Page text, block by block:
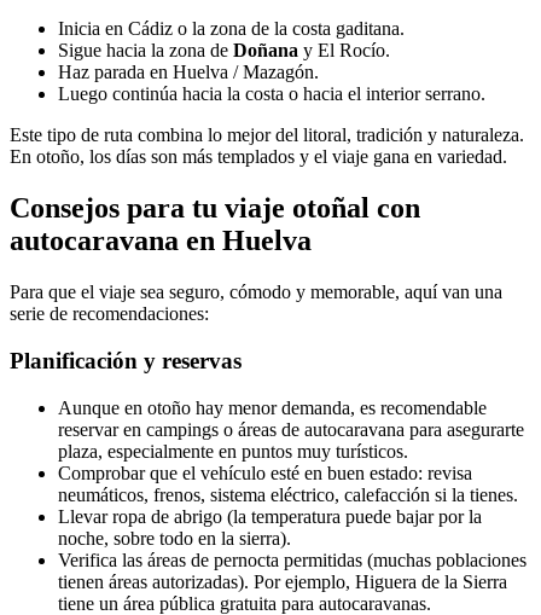
Inicia en Cádiz o la zona de la costa gaditana.
Sigue hacia la zona de Doñana y El Rocío.
Haz parada en Huelva / Mazagón.
Luego continúa hacia la costa o hacia el interior serrano.
Este tipo de ruta combina lo mejor del litoral, tradición y naturaleza.
En otoño, los días son más templados y el viaje gana en variedad.
Consejos para tu viaje otoñal con
autocaravana en Huelva
Para que el viaje sea seguro, cómodo y memorable, aquí van una
serie de recomendaciones:
Planificación y reservas
Aunque en otoño hay menor demanda, es recomendable
reservar en campings o áreas de autocaravana para asegurarte
plaza, especialmente en puntos muy turísticos.
Comprobar que el vehículo esté en buen estado: revisa
neumáticos, frenos, sistema eléctrico, calefacción si la tienes.
Llevar ropa de abrigo (la temperatura puede bajar por la
noche, sobre todo en la sierra).
Verifica las áreas de pernocta permitidas (muchas poblaciones
tienen áreas autorizadas). Por ejemplo, Higuera de la Sierra
tiene un área pública gratuita para autocaravanas.